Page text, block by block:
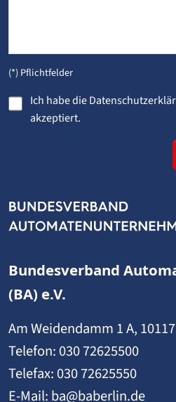
(*) Pflichtfelder
Ich habe die
akzeptiert.
Bundesverband
(BA) e.V.
Am Weidendamm 1 A,
Telefon: 030 72625500
Telefax: 030 72625550
E-Mail: ba@baberlin.de